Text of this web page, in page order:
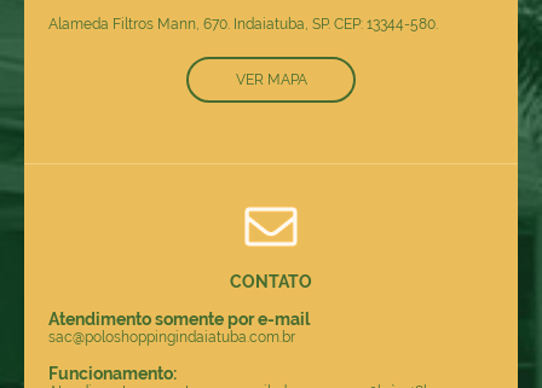
Alameda Filtros Mann, 670. Indaiatuba, SP. CEP: 13344-580.
VER MAPA
CONTATO
Atendimento somente por e-mail
sac@poloshoppingindaiatuba.com.br
Funcionamento: